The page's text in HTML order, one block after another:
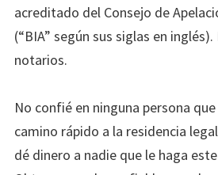
acreditado del Consejo de
(“BIA” según sus siglas en
notarios.
No confié en ninguna persona
camino rápido a la residencia
dé dinero a nadie que le haga